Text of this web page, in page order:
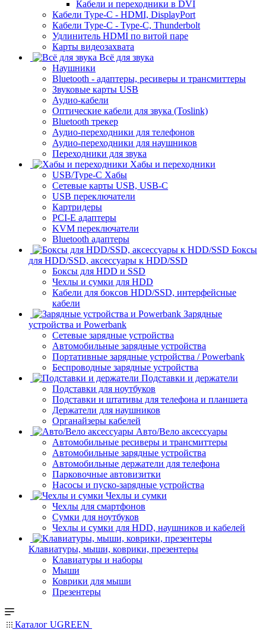
Кабели и переходники в DVI
Кабели Type-C - HDMI, DisplayPort
Кабели Type-C - Type-C, Thunderbolt
Удлинитель HDMI по витой паре
Карты видеозахвата
Всё для звука
Наушники
Bluetooth - адаптеры, ресиверы и трансмиттеры
Звуковые карты USB
Аудио-кабели
Оптические кабели для звука (Toslink)
Bluetooth трекер
Аудио-переходники для телефонов
Аудио-переходники для наушников
Переходники для звука
Хабы и переходники
USB/Type-C Хабы
Сетевые карты USB, USB-C
USB переключатели
Картридеры
PCI-E адаптеры
KVM переключатели
Bluetooth адаптеры
Боксы
для HDD/SSD, аксессуары к HDD/SSD
Боксы для HDD и SSD
Чехлы и сумки для HDD
Кабели для боксов HDD/SSD, интерфейсные
кабели
Зарядные
устройства и Powerbank
Сетевые зарядные устройства
Автомобильные зарядные устройства
Портативные зарядные устройства / Powerbank
Беспроводные зарядные устройства
Подставки и держатели
Подставки для ноутбуков
Подставки и штативы для телефона и планшета
Держатели для наушников
Органайзеры кабелей
Авто/Вело аксессуары
Автомобильные ресиверы и трансмиттеры
Автомобильные зарядные устройства
Автомобильные держатели для телефона
Парковочные автовизитки
Насосы и пуско-зарядные устройства
Чехлы и сумки
Чехлы для смартфонов
Сумки для ноутбуков
Чехлы и сумки для HDD, наушников и кабелей
Клавиатуры, мыши, коврики, презентеры
Клавиатуры и наборы
Мыши
Коврики для мыши
Презентеры
Каталог UGREEN